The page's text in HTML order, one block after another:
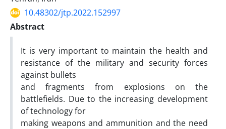
10.48302/jtp.2022.152997
Abstract
It is very important to maintain the health and
resistance of the military and security forces
against bullets
and fragments from explosions on the
battlefields. Due to the increasing development
of technology for
making weapons and ammunition and the need